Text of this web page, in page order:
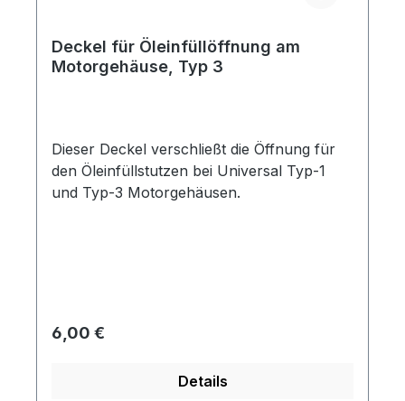
Deckel für Öleinfüllöffnung am
Motorgehäuse, Typ 3
Dieser Deckel verschließt die Öffnung für
den Öleinfüllstutzen bei Universal Typ-1
und Typ-3 Motorgehäusen.
Regulärer Preis:
6,00 €
Details